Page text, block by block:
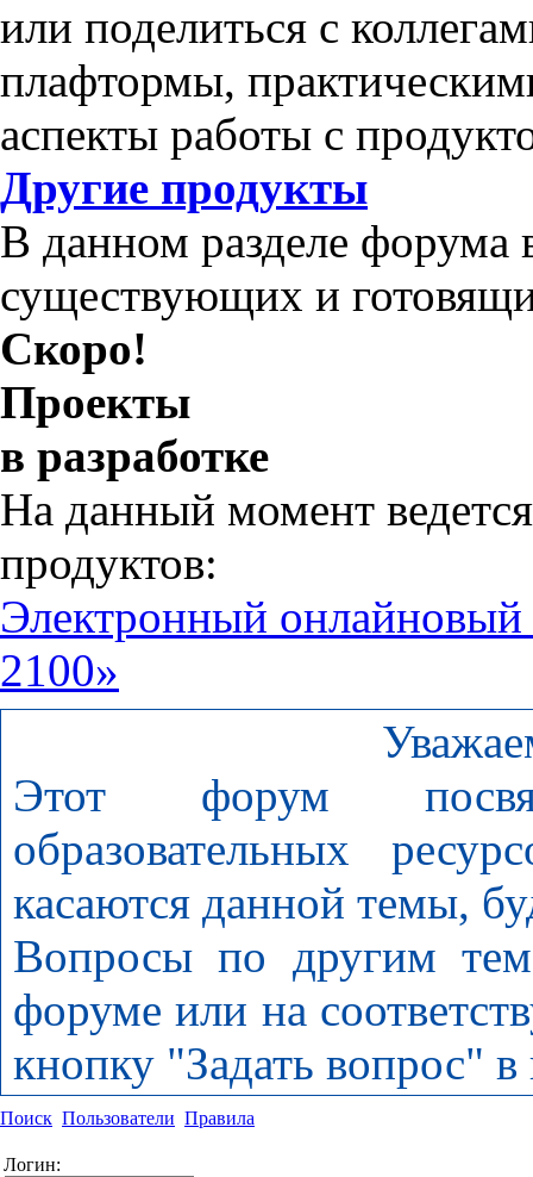
или поделиться с
плафтормы,
аспекты работы с
Другие продукты
В данном разделе форума
существующих и
Скоро!
Проекты
в разработке
На данный момент
продуктов:
Электронный
2100»
Этот форум
образовательных
касаются данной темы,
Вопросы по другим
форуме или на
кнопку "Задать вопрос"
Поиск Пользователи Правила
Логин: